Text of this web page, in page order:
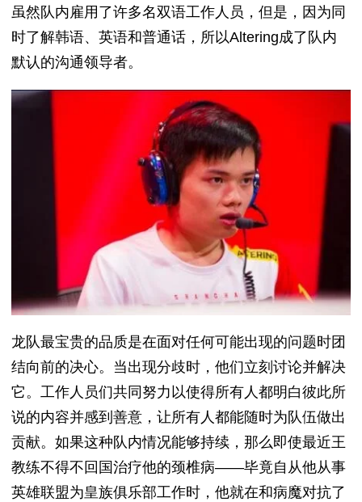
虽然队内雇用了许多名双语工作人员，但是，因为同
时了解韩语、英语和普通话，所以Altering成了队内
默认的沟通领导者。
龙队最宝贵的品质是在面对任何可能出现的问题时团
结向前的决心。当出现分歧时，他们立刻讨论并解决
它。工作人员们共同努力以使得所有人都明白彼此所
说的内容并感到善意，让所有人都能随时为队伍做出
贡献。如果这种队内情况能够持续，那么即使最近王
教练不得不回国治疗他的颈椎病——毕竟自从他从事
英雄联盟为皇族俱乐部工作时，他就在和病魔对抗了